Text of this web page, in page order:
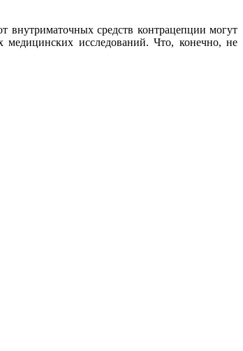
средств контрацепции могут
медицинских исследований. Что, конечно, не